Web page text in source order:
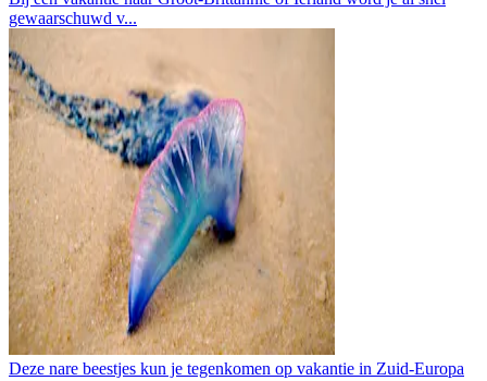
gewaarschuwd v...
Deze nare beestjes kun je tegenkomen op vakantie in Zuid-Europa